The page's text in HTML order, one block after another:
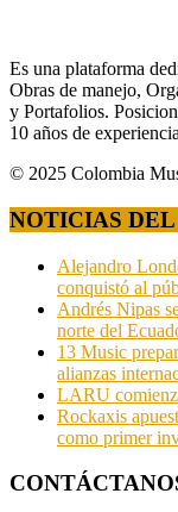
Es una plataforma
Obras de manejo,
y Portafolios.
10 años de
© 2025 Colombia
NOTICIAS
Alejandro
conquistó al
Andrés Nipas
norte del
13 Music
alianzas
LARU
Rockaxis
como primer